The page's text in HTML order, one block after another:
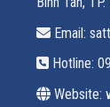
Email:
Hotline:
Website: